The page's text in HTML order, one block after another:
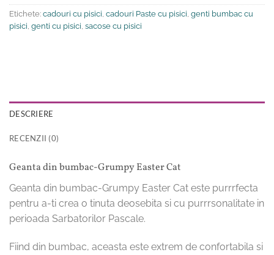
Etichete: cadouri cu pisici cadouri Paste cu pisici genti bumbac cu
pisici genti cu pisici sacose cu pisici
DESCRIERE
RECENZII (0)
Geanta din bumbac-Grumpy Easter Cat
Geanta din bumbac-Grumpy Easter Cat este purrrfecta
pentru a-ti crea o tinuta deosebita si cu purrrsonalitate in
perioada Sarbatorilor Pascale.
Fiind din bumbac, aceasta este extrem de confortabila si